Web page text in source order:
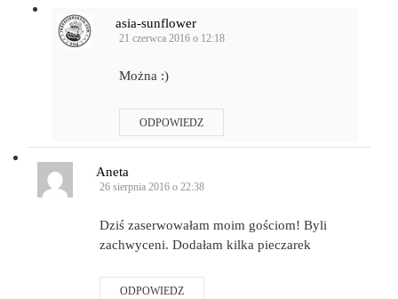
asia-sunflower
21 czerwca 2016 o 12:18
Można :)
ODPOWIEDZ
Aneta
26 sierpnia 2016 o 22:38
Dziś zaserwowałam moim gościom! Byli
zachwyceni. Dodałam kilka pieczarek
ODPOWIEDZ